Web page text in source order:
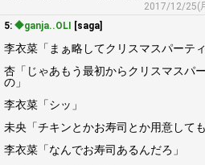
2017/12/25(
5: ◆ganja..OLI [saga]
李衣菜「まぁ略してクリスマスパーティ
杏「じゃあもう最初からクリスマスパ
の」
李衣菜「シッ」
未央「チキンとかお寿司とか用意して
李衣菜「なんでお寿司あるんだろ」